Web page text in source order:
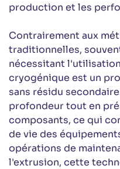
production et les
Contrairement aux
traditionnelles,
nécessitant
cryogénique est un
sans résidu
profondeur tout en
composants, ce qui
de vie des
opérations de
l'extrusion, cette